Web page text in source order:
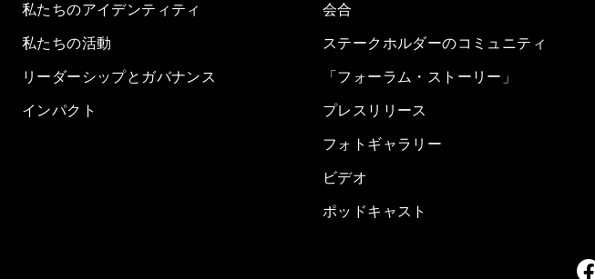
私たちのアイデンティティ
私たちの活動
リーダーシップとガバナンス
インパクト
会合
ステークホルダーのコミュニティ
「フォーラム・ストーリー」
プレスリリース
フォトギャラリー
ビデオ
ポッドキャスト